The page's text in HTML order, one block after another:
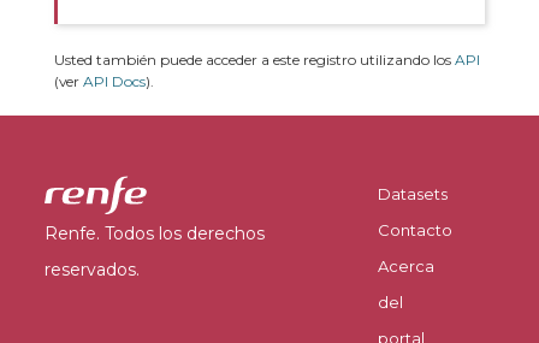
Usted también puede acceder a este registro utilizando los API
(ver API Docs).
Renfe. Todos los derechos
reservados.
Datasets
Contacto
Acerca
del
portal